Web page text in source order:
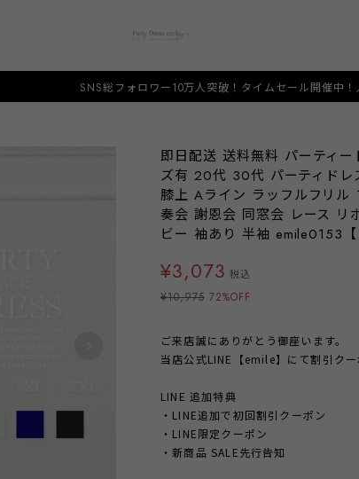
SNS総フォロワー10万人突破！タイムセール開催中！人と被らな
即日配送 送料無料 パーティ
ズ有 20代 30代 パーティドレ
膝上 Aライン ラッフルフリル
奏会 謝恩会 同窓会 レース リ
ビー 袖あり 半袖 emile0153
¥3,073 税込
¥10,975 72%OFF
ご来店誠にありがとう御座います。
当店公式LINE【emile】にて割引ク
LINE 追加特典
・LINE追加で初回割引クーポン
・LINE限定クーポン
・新商品 SALE先行告知